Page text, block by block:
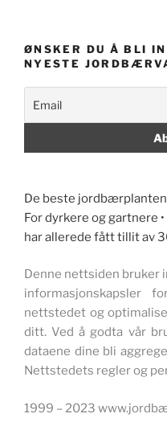
ØNSKER DU Å BLI
NYESTE
De beste
For dyrkere og gartnere
har allerede fått tillit av
Denne nettsiden bruker
informasjonskapsler
nettstedet og
ditt. Ved å godta vår
dataene dine bli
Nettstedets regler og
1999 – 2023